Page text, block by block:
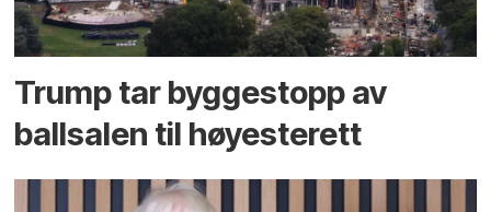
Trump tar byggestopp av
ballsalen til høyesterett